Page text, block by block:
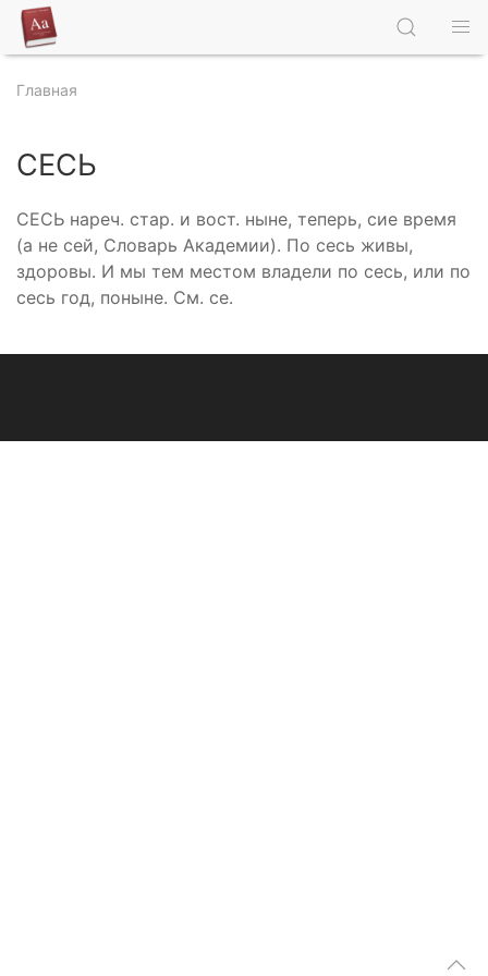
Главная
СЕСЬ
СЕСЬ нареч. стар. и вост. ныне, теперь, сие время
(а не сей, Словарь Академии). По сесь живы,
здоровы. И мы тем местом владели по сесь, или по
сесь год, поныне. См. се.